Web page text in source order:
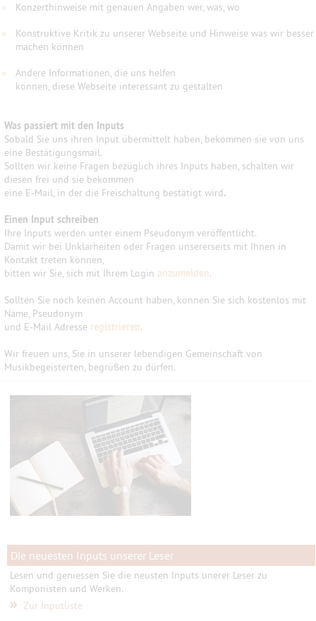
» Konzerthinweise mit genauen Angaben wer, was, wo
»
Konstruktive Kritik zu unserer Webseite und Hinweise was wir besser
machen können
»
Andere Informationen, die uns helfen
können, diese Webseite interessant zu gestalten
Was passiert mit den Inputs
Sobald Sie uns ihren Input übermittelt haben, bekommen sie von uns
eine Bestätigungsmail.
Sollten wir keine Fragen bezüglich ihres Inputs haben, schalten wir
diesen frei und sie bekommen
eine E-Mail, in der die Freischaltung bestätigt wird.
Einen Input schreiben
Ihre Inputs werden unter einem Pseudonym veröffentlicht.
Damit wir bei Unklarheiten oder Fragen unsererseits mit Ihnen in
Kontakt treten können,
bitten wir Sie, sich mit Ihrem Login anzumelden.
Sollten Sie noch keinen Account haben, können Sie sich kostenlos mit
Name, Pseudonym
und E-Mail Adresse registrieren.
Wir freuen uns, Sie in unserer lebendigen Gemeinschaft von
Musikbegeisterten, begrüßen zu dürfen.
Die neuesten Inputs unserer Leser
Lesen und geniessen Sie die neusten Inputs unerer Leser zu
Komponisten und Werken.
» Zur Inputliste